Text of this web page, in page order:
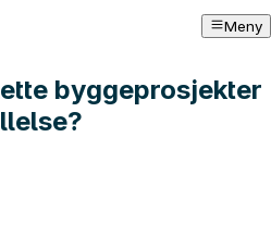
Meny
byggeprosjekter